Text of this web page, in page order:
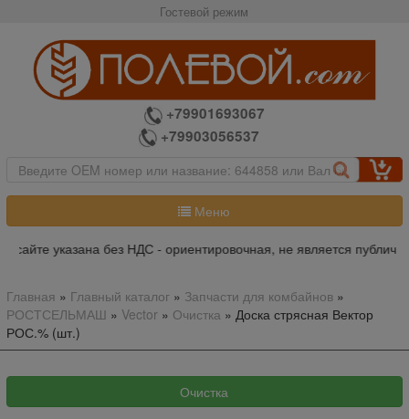
Гостевой режим
+79901693067
+79903056537
Меню
сайте указана без НДС - ориентировочная, не является
Главная » Главный каталог» Запчасти для комбайнов»
РОСТСЕЛЬМАШ » Vector » Очистка » Доска стрясная Вектор
РОС.% (шт.)